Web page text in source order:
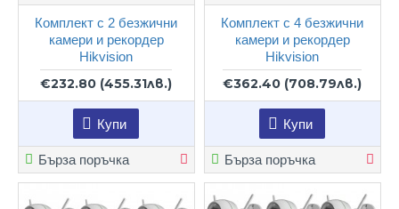
Комплект с 2 безжични
камери и рекордер
Hikvision
€232.80 (455.31лв.)
Купи
Бърза поръчка
Комплект с 4 безжични
камери и рекордер
Hikvision
€362.40 (708.79лв.)
Купи
Бърза поръчка